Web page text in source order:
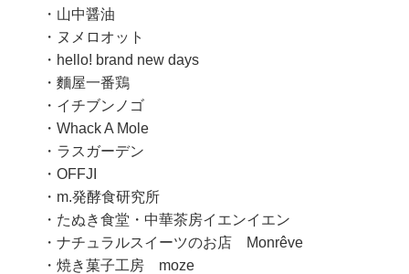
・山中醤油
・ヌメロオット
・hello! brand new days
・麵屋一番鶏
・イチブンノゴ
・Whack A Mole
・ラスガーデン
・OFFJI
・m.発酵食研究所
・たぬき食堂・中華茶房イエンイエン
・ナチュラルスイーツのお店 Monrêve
・焼き菓子工房 moze